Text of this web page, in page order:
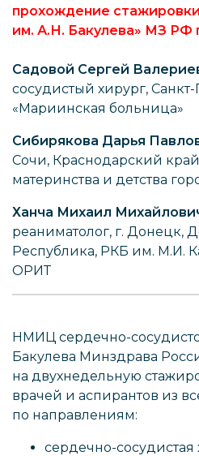
прохождение
им. А.Н. Бакулева» МЗ РФ
Садовой Сергей
сосудистый хирург,
«Мариинская больница»
Сибирякова Дарья
Сочи, Краснодарский
материнства и детства
Ханча Михаил
реаниматолог, г. Донецк,
Республика, РКБ им. М.И.
ОРИТ
НМИЦ сердечно-
Бакулева Минздрава
на двухнедельную
врачей и аспирантов из
по направлениям:
сердечно-сосудистая